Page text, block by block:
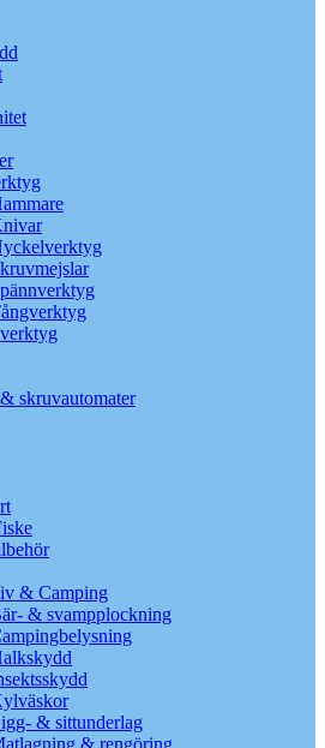
skruvautomater
& Camping
& svampplockning
& sittunderlag
& rengöring